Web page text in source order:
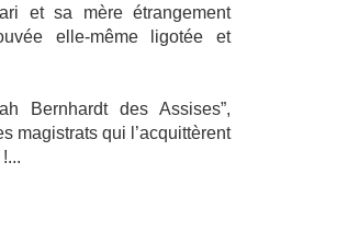
et sa mère étrangement
elle-même ligotée et
Bernhardt des Assises”,
magistrats qui l’acquittèrent